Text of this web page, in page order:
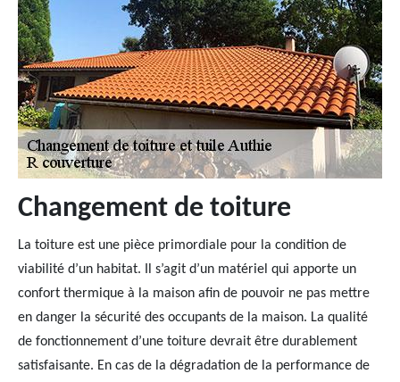
Changement de toiture
La toiture est une pièce primordiale pour la condition de
viabilité d’un habitat. Il s’agit d’un matériel qui apporte un
confort thermique à la maison afin de pouvoir ne pas mettre
en danger la sécurité des occupants de la maison. La qualité
de fonctionnement d’une toiture devrait être durablement
satisfaisante. En cas de la dégradation de la performance de